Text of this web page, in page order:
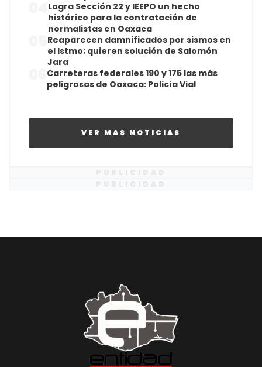
Logra Sección 22 y IEEPO un hecho
histórico para la contratación de
normalistas en Oaxaca
Reaparecen damnificados por sismos en
el Istmo; quieren solución de Salomón
Jara
Carreteras federales 190 y 175 las más
peligrosas de Oaxaca: Policía Vial
VER MAS NOTICIAS